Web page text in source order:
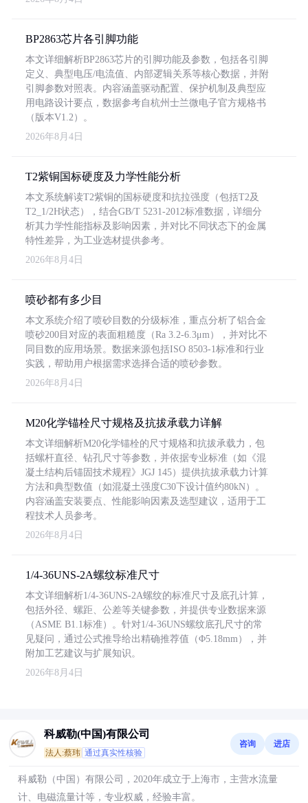
BP2863芯片各引脚功能
本文详细解析BP2863芯片的引脚功能及参数，包括各引脚
定义、典型电压/电流值、内部逻辑关系等核心数据，并附
引脚参数对照表。内容涵盖驱动配置、保护机制及典型应
用电路设计要点，数据参考自杭州士兰微电子官方规格书
（版本V1.2）。
2026年8月4日
T2紫铜国标硬度及力学性能分析
本文系统解读T2紫铜的国标硬度和抗拉强度（包括T2及
T2_1/2H状态），结合GB/T 5231-2012标准数据，详细分
析其力学性能指标及影响因素，并对比不同状态下的金属
特性差异，为工业选材提供参考。
2026年8月4日
喷砂都有多少目
本文系统介绍了喷砂目数的分级标准，重点分析了铝合金
喷砂200目对应的表面粗糙度（Ra 3.2-6.3μm），并对比不
同目数的应用场景。数据来源包括ISO 8503-1标准和行业
实践，帮助用户根据需求选择合适的喷砂参数。
2026年8月4日
M20化学锚栓尺寸规格及抗拔承载力详解
本文详细解析M20化学锚栓的尺寸规格和抗拔承载力，包
括螺杆直径、钻孔尺寸等参数，并依据专业标准（如《混
凝土结构后锚固技术规程》JGJ 145）提供抗拔承载力计算
方法和典型数值（如混凝土强度C30下设计值约80kN）。
内容涵盖安装要点、性能影响因素及选型建议，适用于工
程技术人员参考。
2026年8月4日
1/4-36UNS-2A螺纹标准尺寸
本文详细解析1/4-36UNS-2A螺纹的标准尺寸及底孔计算，
包括外径、螺距、公差等关键参数，并提供专业数据来源
（ASME B1.1标准）。针对1/4-36UNS螺纹底孔尺寸的常
见疑问，通过公式推导给出精确推荐值（Φ5.18mm），并
附加工艺建议与扩展知识。
2026年8月4日
科威勒(中国)有限公司
法人:蔡玮 通过真实性核验
咨询 进店
科威勒（中国）有限公司，2020年成立于上海市，主营水流量
计、电磁流量计等，专业权威，经验丰富。